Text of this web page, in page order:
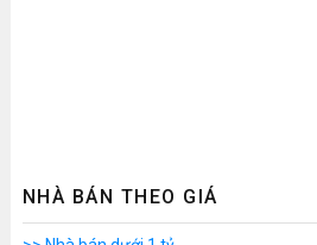
NHÀ BÁN THEO GIÁ